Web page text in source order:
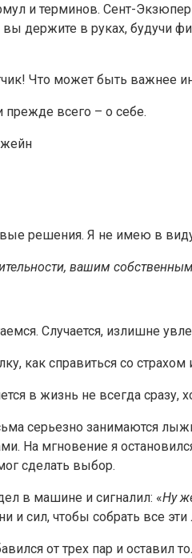
и терминов. Сент-
держите в руках, будучи
Что может быть важнее
прежде всего – о себе.
решения. Я не имею в
вашим
Случается, излишне
как справиться со
в жизнь не всегда сразу,
серьезно занимаются
На мгновение я
сделать выбор.
в машине и сигналил: «Ну
и сил, чтобы собрать все
от трех пар и